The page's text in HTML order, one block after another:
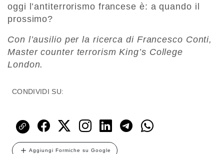
oggi l’antiterrorismo francese è: a quando il
prossimo?
Con l’ausilio per la ricerca di Francesco Conti,
Master counter terrorism King’s College
London.
CONDIVIDI SU:
Aggiungi Formiche su Google